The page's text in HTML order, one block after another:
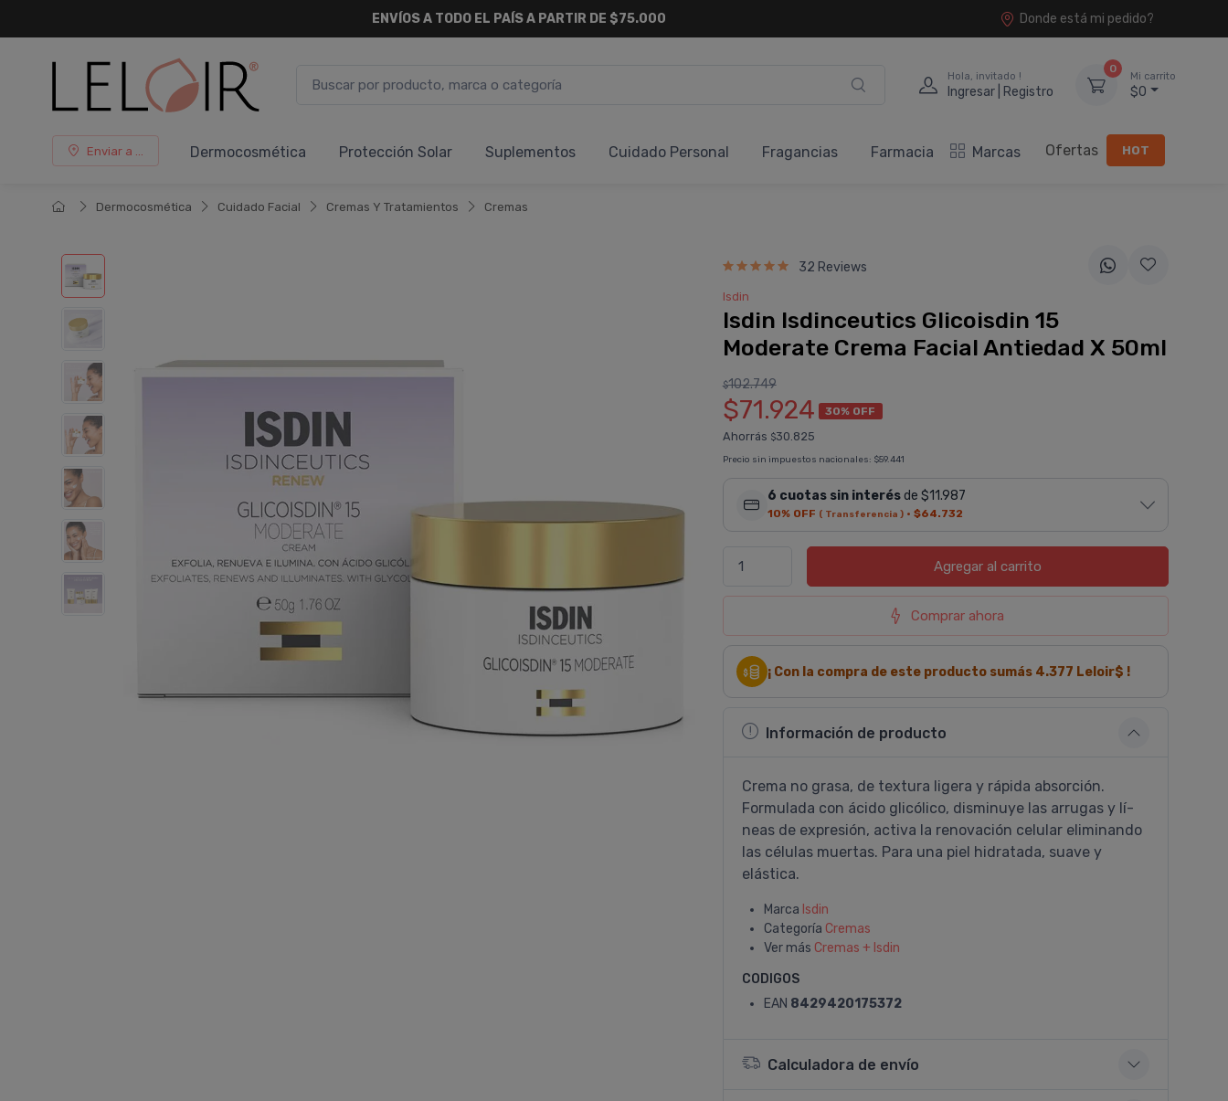
ENVÍOS A TODO EL PAÍS A PARTIR DE $75.000 Donde está mi pedido?
Hola, invitado !
Ingresar | Registro
0
Mi carrito
$0
Enviar a ... Dermocosmética Protección Solar Suplementos Cuidado Personal Fragancias Farmacia Marcas Ofertas HOT
Dermocosmética Cuidado Facial Cremas Y Tratamientos Cremas
32 Reviews
Isdin
Isdin Isdinceutics Glicoisdin 15
Moderate Crema Facial Antiedad X 50ml
$102.749
$71.924 30% OFF
Ahorrás $30.825
Precio sin impuestos nacionales: $59.441
6 cuotas sin interésde $11.987
10% OFF ( Transferencia )· $64.732
Agregaral carrito
Comprar ahora
¡ Con la compra de este producto sumás 4.377 Leloir$ !
Información de producto
Crema no grasa, de textura ligera y rápida absorción.
Formulada con ácido glicólico, disminuye las arrugas y lí­
neas de expresión, activa la renovación celular eliminando
las células muertas. Para una piel hidratada, suave y
elástica.
Marca Isdin
Categoría Cremas
Ver más Cremas + Isdin
CODIGOS
EAN 8429420175372
Calculadora de envío